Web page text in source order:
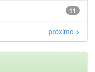
11
próximo >